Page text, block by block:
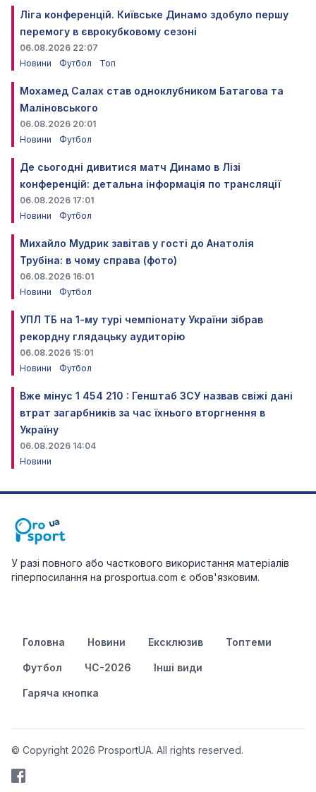
Ліга конференцій. Київське Динамо здобуло першу
перемогу в єврокубковому сезоні
06.08.2026 22:07
Новини
Футбол Топ
Мохамед Салах став одноклубником Батагова та
Маліновського
06.08.2026 20:01
Новини
Футбол
Де сьогодні дивитися матч Динамо в Лізі
конференцій: детальна інформація по трансляції
06.08.2026 17:01
Новини
Футбол
Михайло Мудрик завітав у гості до Анатолія
Трубіна: в чому справа (фото)
06.08.2026 16:01
Новини
Футбол
УПЛ ТБ на 1-му турі чемпіонату України зібрав
рекордну глядацьку аудиторію
06.08.2026 15:01
Новини
Футбол
Вже мінус 1 454 210 : Генштаб ЗСУ назвав свіжі дані
втрат загарбників за час їхнього вторгнення в
Україну
06.08.2026 14:04
Новини
У разі повного або часткового використання матеріалів
гіперпосилання на prosportua.com є обов'язковим.
Головна Новини Ексклюзив Топтеми
Футбол ЧС-2026 Інші види
Гаряча кнопка
© Copyright 2026 ProsportUA. All rights reserved.